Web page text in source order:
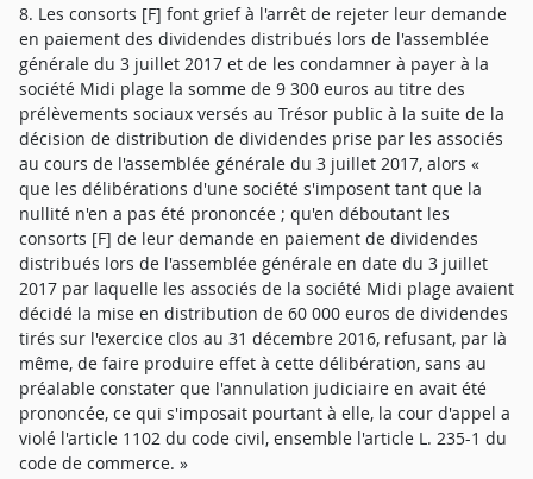
8. Les consorts [F] font grief à l'arrêt de rejeter leur demande
en paiement des dividendes distribués lors de l'assemblée
générale du 3 juillet 2017 et de les condamner à payer à la
société Midi plage la somme de 9 300 euros au titre des
prélèvements sociaux versés au Trésor public à la suite de la
décision de distribution de dividendes prise par les associés
au cours de l'assemblée générale du 3 juillet 2017, alors «
que les délibérations d'une société s'imposent tant que la
nullité n'en a pas été prononcée ; qu'en déboutant les
consorts [F] de leur demande en paiement de dividendes
distribués lors de l'assemblée générale en date du 3 juillet
2017 par laquelle les associés de la société Midi plage avaient
décidé la mise en distribution de 60 000 euros de dividendes
tirés sur l'exercice clos au 31 décembre 2016, refusant, par là
même, de faire produire effet à cette délibération, sans au
préalable constater que l'annulation judiciaire en avait été
prononcée, ce qui s'imposait pourtant à elle, la cour d'appel a
violé l'article 1102 du code civil, ensemble l'article L. 235-1 du
code de commerce. »